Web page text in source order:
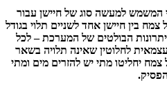
המשמש למעשה סוג של חיישן עבור
בין חיישן אחד לשניים תלוי בגודל
הבולטים של המערכת – לכל
לחלוטין שאינה תלויה בשאר
צמח יחליטו מתי יש להזרים מים ומתי